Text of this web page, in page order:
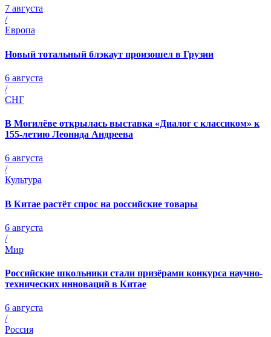
7 августа
/
Европа
Новый тотальный блэкаут произошел в Грузии
6 августа
/
СНГ
В Могилёве открылась выставка «Диалог с классиком» к
155-летию Леонида Андреева
6 августа
/
Культура
В Китае растёт спрос на российские товары
6 августа
/
Мир
Российские школьники стали призёрами конкурса научно-
технических инноваций в Китае
6 августа
/
Россия